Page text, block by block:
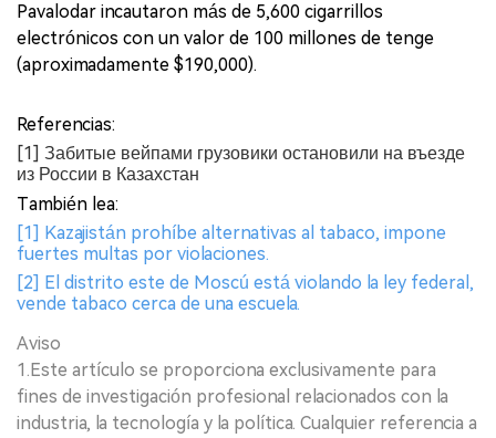
Pavalodar incautaron más de 5,600 cigarrillos
electrónicos con un valor de 100 millones de tenge
(aproximadamente $190,000).
Referencias:
[1] Забитые вейпами грузовики остановили на въезде
из России в Казахстан
También lea:
[1] Kazajistán prohíbe alternativas al tabaco, impone
fuertes multas por violaciones.
[2] El distrito este de Moscú está violando la ley federal,
vende tabaco cerca de una escuela.
Aviso
1.Este artículo se proporciona exclusivamente para
fines de investigación profesional relacionados con la
industria, la tecnología y la política. Cualquier referencia a